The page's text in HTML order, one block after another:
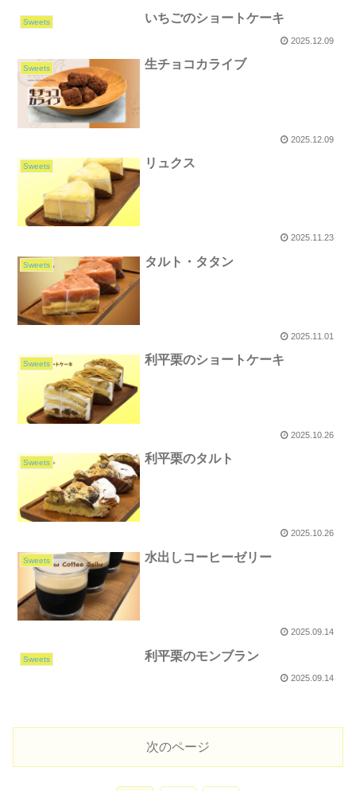
Sweets いちごのショートケーキ
2025.12.09
Sweets 生チョコカライブ
2025.12.09
Sweets リュクス
2025.11.23
Sweets タルト・タタン
2025.11.01
Sweets 利平栗のショートケーキ
2025.10.26
Sweets 利平栗のタルト
2025.10.26
Sweets 水出しコーヒーゼリー
2025.09.14
Sweets 利平栗のモンブラン
2025.09.14
次のページ